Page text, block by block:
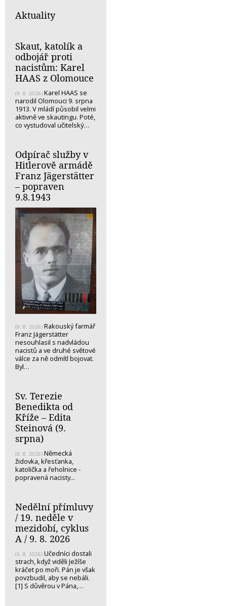
Aktuality
Skaut, katolík a
odbojář proti
nacistům: Karel
HAAS z Olomouce
(9. 8. 2026) Karel HAAS se
narodil Olomouci 9. srpna
1913. V mládí působil velmi
aktivně ve skautingu. Poté,
co vystudoval učitelský…
Odpírač služby v
Hitlerově armádě
Franz Jägerstätter
– popraven
9.8.1943
(8. 8. 2026) Rakouský farmář
Franz Jägerstätter
nesouhlasil s nadvládou
nacistů a ve druhé světové
válce za ně odmítl bojovat.
Byl…
Sv. Terezie
Benedikta od
Kříže – Edita
Steinová (9.
srpna)
(8. 8. 2026) Německá
židovka, křesťanka,
katolička a řeholnice -
popravená nacisty...
Nedělní přímluvy
/ 19. neděle v
mezidobí, cyklus
A / 9. 8. 2026
(5. 8. 2026) Učedníci dostali
strach, když viděli Ježíše
kráčet po moři. Pán je však
povzbudil, aby se nebáli.
[1] S důvěrou v Pána,…